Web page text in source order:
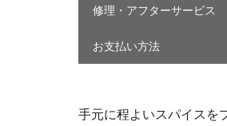
修理・アフターサービス
お支払い方法
手元に程よいスパイスを